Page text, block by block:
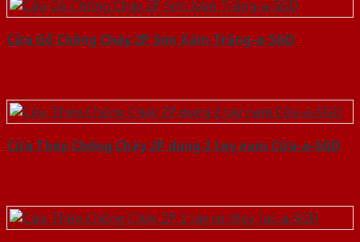
Cửa Gỗ Chống Cháy 2P Sơn Xám Trắng-a-SGD
Cửa Thép Chống Cháy 2P dung 2 tay nam Cửa-a-SGD